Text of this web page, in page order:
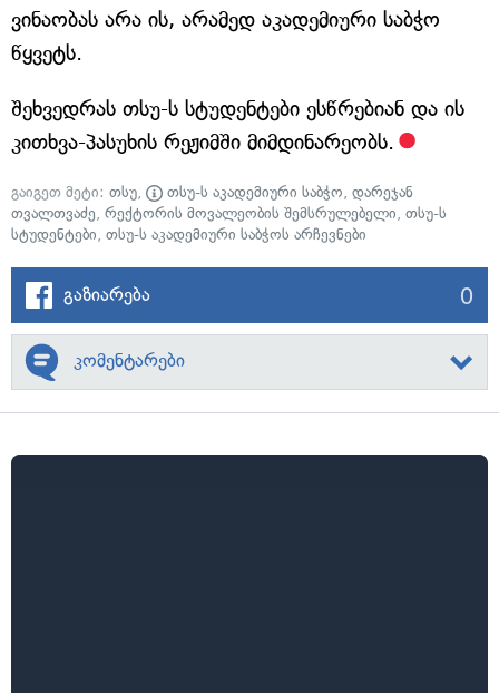
ვინაობას არა ის, არამედ აკადემიური საბჭო
წყვეტს.
შეხვედრას თსუ-ს სტუდენტები ესწრებიან და ის
კითხვა-პასუხის რეჟიმში მიმდინარეობს.
გაიგეთ მეტი: თსუ, თსუ-ს აკადემიური საბჭო, დარეჯან
თვალთვაძე, რექტორის მოვალეობის შემსრულებელი, თსუ-ს
სტუდენტები, თსუ-ს აკადემიური საბჭოს არჩევნები
გაზიარება 0
კომენტარები